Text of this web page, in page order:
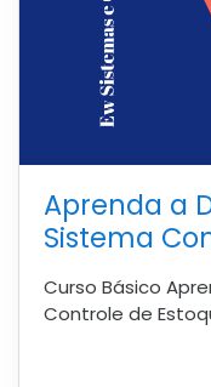
Aprenda a
Sistema
Curso Básico
Controle de